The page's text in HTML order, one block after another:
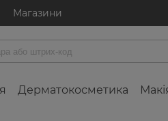
Магазини
Дерматокосметика